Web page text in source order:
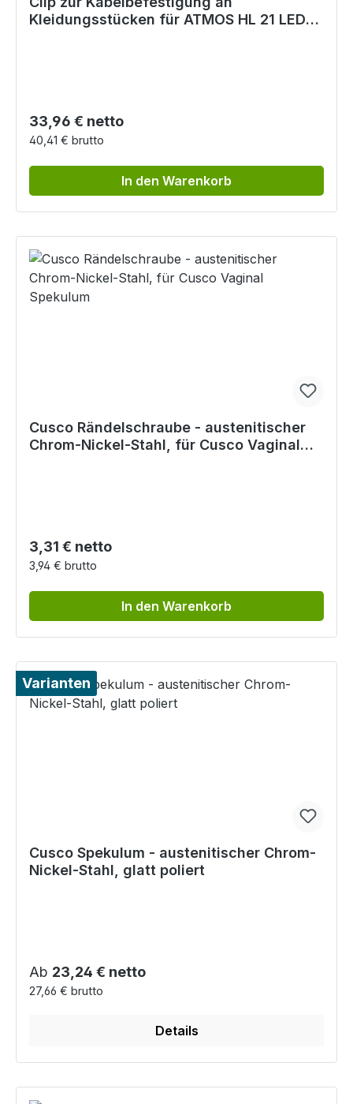
Kleidungsstücken für ATMOS HL 21 LED
Regulärer Preis:
33,96 € netto
40,41 € brutto
In den Warenkorb
Cusco Rändelschraube - austenitischer
Chrom-Nickel-Stahl, für Cusco Vaginal
Regulärer Preis:
3,31 € netto
3,94 € brutto
In den Warenkorb
Varianten
Cusco Spekulum - austenitischer Chrom-
Nickel-Stahl, glatt poliert
Regulärer Preis:
Ab 23,24 € netto
27,66 € brutto
Details